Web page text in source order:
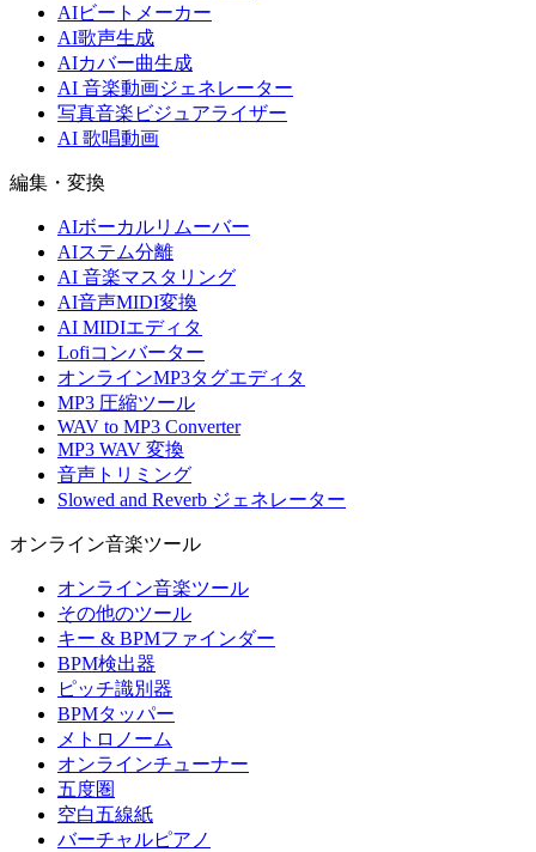
AIビートメーカー
AI歌声生成
AIカバー曲生成
AI 音楽動画ジェネレーター
写真音楽ビジュアライザー
AI 歌唱動画
編集・変換
AIボーカルリムーバー
AIステム分離
AI 音楽マスタリング
AI音声MIDI変換
AI MIDIエディタ
Lofiコンバーター
オンラインMP3タグエディタ
MP3 圧縮ツール
WAV to MP3 Converter
MP3 WAV 変換
音声トリミング
Slowed and Reverb ジェネレーター
オンライン音楽ツール
オンライン音楽ツール
その他のツール
キー & BPMファインダー
BPM検出器
ピッチ識別器
BPMタッパー
メトロノーム
オンラインチューナー
五度圏
空白五線紙
バーチャルピアノ